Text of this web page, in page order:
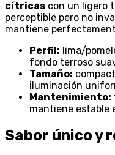
cítricas con un ligero
perceptible pero no
mantiene
Perfil: lima/
fondo terroso
Tamaño:
iluminación
Mantenimiento:
mantiene estable
Sabor único y